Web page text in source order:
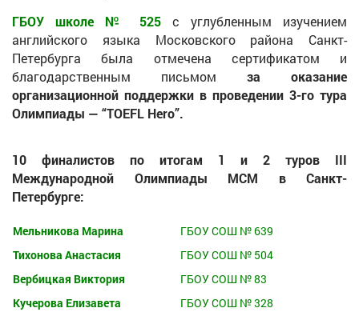
ГБОУ школе № 525 с углубленным изучением
английского языка Московского района Санкт-
Петербурга была отмечена сертификатом и
благодарственным письмом за оказание
организационной поддержки в проведении 3-го тура
Олимпиады — “TOEFL Hero”.
10 финалистов по итогам 1 и 2 туров III
Международной Олимпиады МСМ в Санкт-
Петербурге:
Мельникова Марина
ГБОУ СОШ № 639
Тихонова Анастасия
ГБОУ СОШ № 504
Вербицкая Виктория
ГБОУ СОШ № 83
Кучерова Елизавета
ГБОУ СОШ № 328